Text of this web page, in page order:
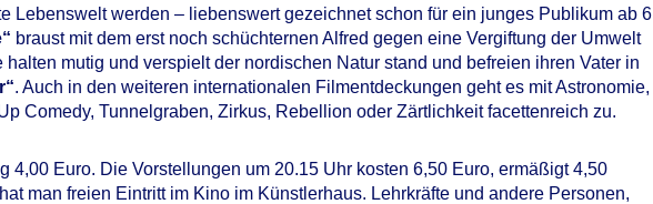
Lebenswelt werden – liebenswert gezeichnet schon für ein junges Publikum ab 6
braust mit dem erst noch schüchternen Alfred gegen eine Vergiftung der Umwelt
mutig und verspielt der nordischen Natur stand und befreien ihren Vater in
. Auch in den weiteren internationalen Filmentdeckungen geht es mit Astronomie,
Comedy, Tunnelgraben, Zirkus, Rebellion oder Zärtlichkeit facettenreich zu.
4,00 Euro. Die Vorstellungen um 20.15 Uhr kosten 6,50 Euro, ermäßigt 4,50
man freien Eintritt im Kino im Künstlerhaus. Lehrkräfte und andere Personen,